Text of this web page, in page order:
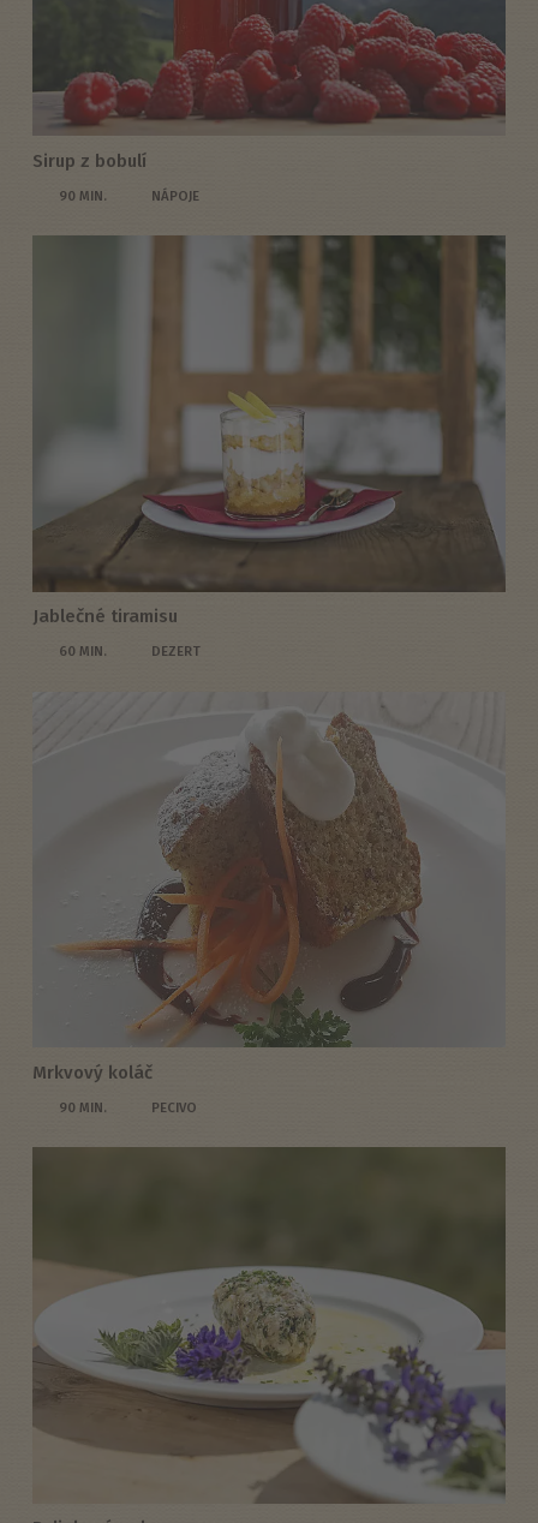
Sirup z bobulí
90 MIN. NÁPOJE
Jablečné tiramisu
60 MIN. DEZERT
Mrkvový koláč
90 MIN. PECIVO